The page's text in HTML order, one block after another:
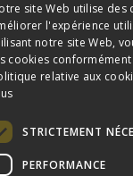
sommes là pour
dans vos
En savoir plus
site Web utilise des
l'expérience
notre site Web,
cookies
relative aux
STRICTEMENT
PERFORMANCE